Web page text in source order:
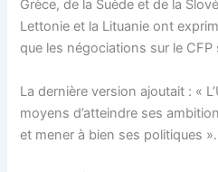
Grèce, de la Suède et de la
Lettonie et la Lituanie ont
que les négociations sur le
La dernière version ajoutait : «
moyens d’atteindre ses
et mener à bien ses politiques ».